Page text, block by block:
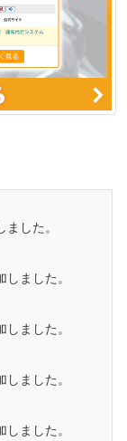
した。
ました。
ました。
ました。
ました。